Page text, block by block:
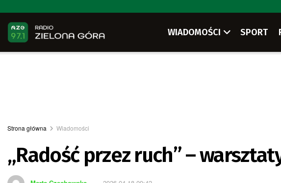
WIADOMOŚCI SPORT
Strona główna Wiadomości
„Radość przez ruch” –